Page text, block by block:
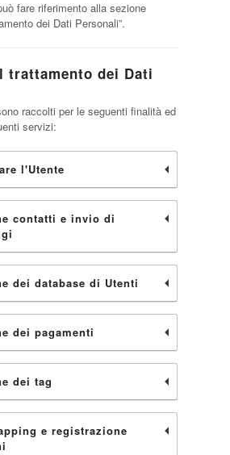
fare riferimento alla sezione
dei Dati Personali”.
trattamento dei Dati
raccolti per le seguenti finalità ed
servizi:
l'Utente
contatti e invio di
dei database di Utenti
dei pagamenti
dei tag
e registrazione